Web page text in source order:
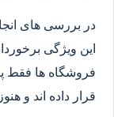
این ویژگی
فروشگاه ها فقط
قرار داده اند و